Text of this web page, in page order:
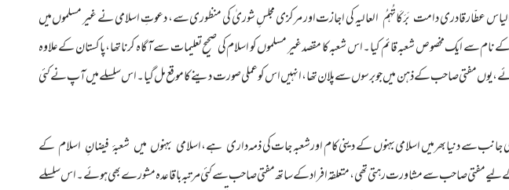
عطّار قادریدامت بَرَکَاتُہمُ العالیہکی اجازت اور مرکزی مجلسِ شوریٰ کی منظوری سے، دعوتِ اسلامی نے غیر مسلموں میں
سے ایک مخصوص شعبہ قائم کیا۔ اس شعبہ کا مقصد غیر مسلموں کو اسلام کی صحیح تعلیمات سے آگاہ کرنا تھا،پاکستان کے علاوہ
مفتی صاحب کے ذہن میں جو برسوں سے پلان تھا،انہیں اس کو عملی صورت دینے کا موقع مل گیا۔اس سلسلے میں آپ نے کئی
سے دنیا بھرمیں اسلامی بہنوں کے دینی کام اور شعبہ جات کی ذمہداری ہے،اسلامی بہنوں میں شعبۂ فیضانِ اسلام کے
مفتی صاحب سے مشاورت رہتی تھی، متعلقہ افراد کے ساتھ مفتی صاحب سے کئی مرتبہ باقاعدہ مشورے بھی ہوئے۔ اس سلسلے